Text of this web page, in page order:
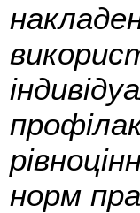
норм